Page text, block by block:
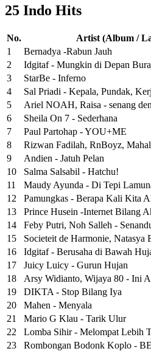
25 Indo Hits
No.
Artist (Album /
1
Bernadya -Rabun Jauh
2
Idgitaf - Mungkin di Depan
3
StarBe - Inferno
4
Sal Priadi - Kepala, Pundak,
5
Ariel NOAH, Raisa - senang
6
Sheila On 7 - Sederhana
7
Paul Partohap - YOU+ME
8
Rizwan Fadilah, RnBoyz,
9
Andien - Jatuh Pelan
10
Salma Salsabil - Hatchu!
11
Maudy Ayunda - Di Tepi
12
Pamungkas - Berapa Kali Kita
13
Prince Husein -Internet Bilang
14
Feby Putri, Noh Salleh -
15
Societeit de Harmonie, Natasya
16
Idgitaf - Berusaha di Bawah
17
Juicy Luicy - Gurun Hujan
18
Arsy Widianto, Wijaya 80 - Ini
19
DIKTA - Stop Bilang Iya
20
Mahen - Menyala
21
Mario G Klau - Tarik Ulur
22
Lomba Sihir - Melompat Lebih
23
Rombongan Bodonk Koplo -